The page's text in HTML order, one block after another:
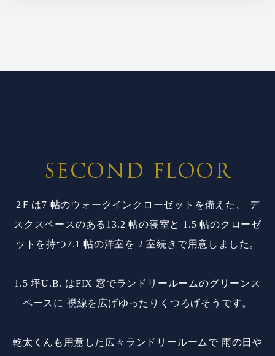
SECOND FLOOR
2Ｆは7 帖のウォークインクローゼットを備えた、
デ
スクスペースのある13.2 帖の寝室と 1.5 帖のクローゼ
ットを持つ7.1 帖の洋室を 2 室続きで用意しました。
1.5 坪U.B. はFIX 窓でランドリールームのグリーンス
ペースに 視線を広げゆったりくつろげそうです。
乾太くんも用意した広々ランドリールームで 雨の日や